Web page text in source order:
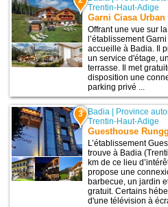
Trentin-Haut-Adige
Garni Ciasa Urban
Offrant une vue sur
l’établissement
accueille à Badia. Il
un service d'étage,
terrasse. Il met
disposition une
parking privé ...
3 Badia Province
Trentin-Haut-Adige
Guesthouse Rungg
L’établissement
trouve à Badia
km de ce lieu
propose une
barbecue, un jardin
gratuit. Certains
d'une télévision à